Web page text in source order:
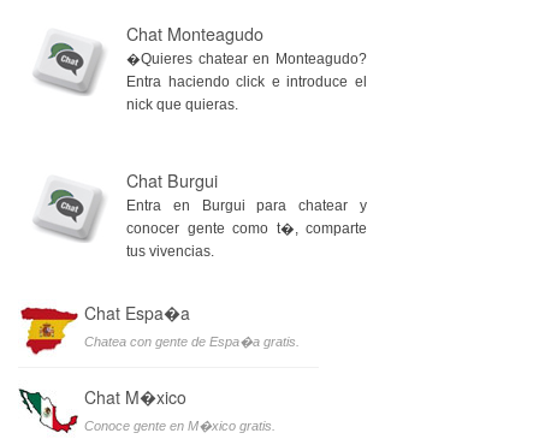
Chat Monteagudo
�Quieres chatear en Monteagudo?
Entra haciendo click e introduce el
nick que quieras.
Chat Burgui
Entra en Burgui para chatear y
conocer gente como t�, comparte
tus vivencias.
Chat Espa�a
Chatea con gente de Espa�a gratis.
Chat M�xico
Conoce gente en M�xico gratis.